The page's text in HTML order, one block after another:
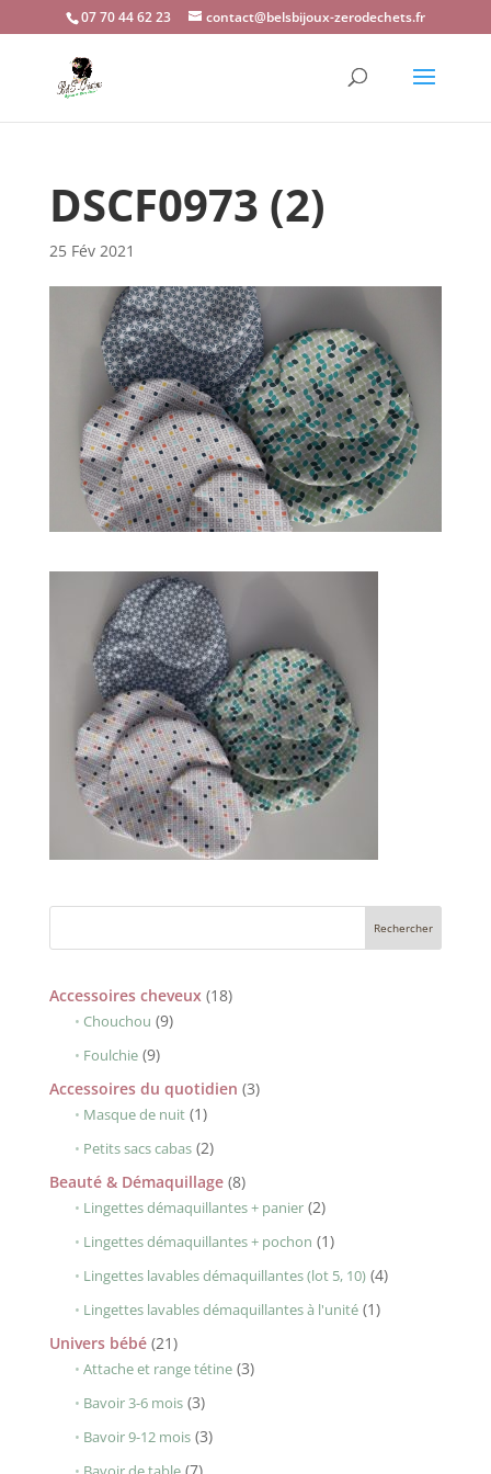
07 70 44 62 23 contact@belsbijoux-zerodechets.fr
DSCF0973 (2)
25 Fév 2021
Accessoires cheveux 1818
Chouchou 99
Foulchie 99
produits
Accessoires du quotidien 33
Masque de nuit 11
produit
Petits sacs cabas 22
produits
Beauté & Démaquillage 88
produits
Lingettes démaquillantes + panier 22
produits
Lingettes démaquillantes + pochon 11
produit
Lingettes lavables démaquillantes (lot 5, 10) 44
Lingettes lavables démaquillantes à l'unité 11
Univers bébé 2121
produits
Attache et range tétine 33
Bavoir 3-6 mois 33
produits
Bavoir 9-12 mois 33
7